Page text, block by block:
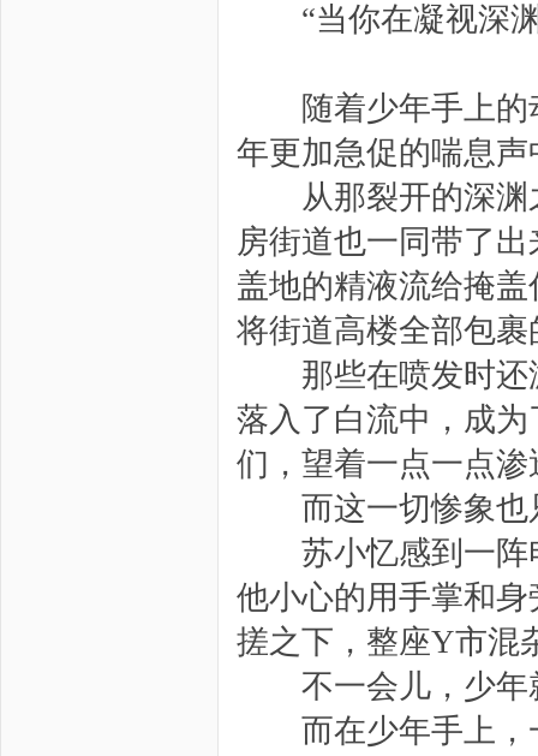
“当你在凝视深
随着少年手上的
年更加急促的喘息
从那裂开的深渊
房街道也一同带了
盖地的精液流给掩
将街道高楼全部包
那些在喷发时还
落入了白流中，成
们，望着一点一点
而这一切惨象也
苏小忆感到一阵
他小心的用手掌和
搓之下，整座Y市混
不一会儿，少年
而在少年手上，